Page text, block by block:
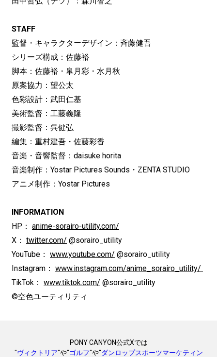
STAFF
監督・キャラクターデザイン：斉藤健吾
シリーズ構成：佐藤裕
脚本：佐藤裕・皐月彩・水月秋
原案協力：望公太
色彩設計：武田仁基
美術監督：工藤義隆
撮影監督：呉健弘
編集：重村建吾・佐藤彩香
音楽・音響監督：daisuke horita
音楽制作：Yostar Pictures Sounds・ZENTA STUDIO
アニメ制作：Yostar Pictures
INFORMATION
HP： anime-sorairo-utility.com/
X： twitter.com/ @sorairo_utility
YouTube： www.youtube.com/ @sorairo_utility
Instagram： www.instagram.com/anime_sorairo_utility/
TikTok： www.tiktok.com/ @sorairo_utility
©空色ユーティリティ
PONY CANYON公式Xでは
"ヴィクトリア"や"ゴルフ"や"ダンロップスポーツマーケティン